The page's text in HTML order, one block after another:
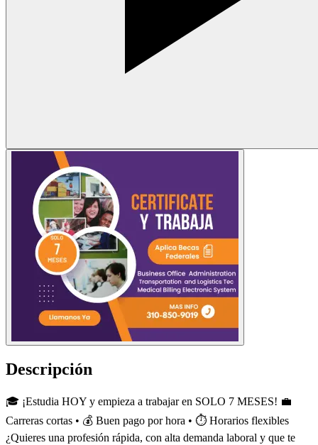
Descripción
🎓 ¡Estudia HOY y empieza a trabajar en SOLO 7 MESES! 💼
Carreras cortas • 💰 Buen pago por hora • ⏱️ Horarios flexibles
¿Quieres una profesión rápida, con alta demanda laboral y que te